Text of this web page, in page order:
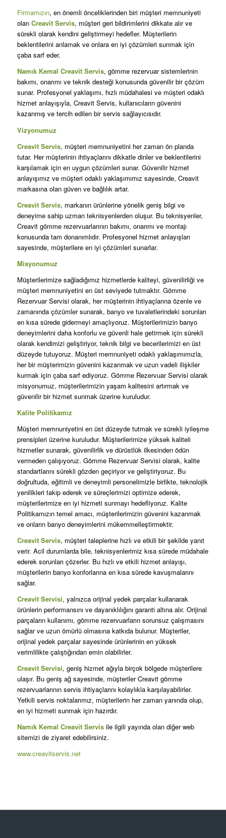
Firmamızın, en önemli önceliklerinden biri müşteri memnuniyeti
olan Creavit Servis, müşteri geri bildirimlerini dikkate alır ve
sürekli olarak kendini geliştirmeyi hedefler. Müşterilerin
beklentilerini anlamak ve onlara en iyi çözümleri sunmak için
çaba sarf eder.
Namık Kemal Creavit Servis, gömme rezervuar sistemlerinin
bakımı, onarımı ve teknik desteği konusunda güvenilir bir çözüm
sunar. Profesyonel yaklaşımı, hızlı müdahalesi ve müşteri odaklı
hizmet anlayışıyla, Creavit Servis, kullanıcıların güvenini
kazanmış ve tercih edilen bir servis sağlayıcısıdır.
Vizyonumuz
Creavit Servis, müşteri memnuniyetini her zaman ön planda
tutar. Her müşterinin ihtiyaçlarını dikkatle dinler ve beklentilerini
karşılamak için en uygun çözümleri sunar. Güvenilir hizmet
anlayışımız ve müşteri odaklı yaklaşımımız sayesinde, Creavit
markasına olan güven ve bağlılık artar.
Creavit Servis, markanın ürünlerine yönelik geniş bilgi ve
deneyime sahip uzman teknisyenlerden oluşur. Bu teknisyenler,
Creavit gömme rezervuarlarının bakımı, onarımı ve montajı
konusunda tam donanımlıdır. Profesyonel hizmet anlayışları
sayesinde, müşterilere en iyi çözümleri sunarlar.
Misyonumuz
Müşterilerimize sağladığımız hizmetlerde kaliteyi, güvenilirliği ve
müşteri memnuniyetini en üst seviyede tutmaktır. Gömme
Rezervuar Servisi olarak, her müşterinin ihtiyaçlarına özenle ve
zamanında çözümler sunarak, banyo ve tuvaletlerindeki sorunları
en kısa sürede gidermeyi amaçlıyoruz. Müşterilerimizin banyo
deneyimlerini daha konforlu ve güvenli hale getirmek için sürekli
olarak kendimizi geliştiriyor, teknik bilgi ve becerilerimizi en üst
düzeyde tutuyoruz. Müşteri memnuniyeti odaklı yaklaşımımızla,
her bir müşterimizin güvenini kazanmak ve uzun vadeli ilişkiler
kurmak için çaba sarf ediyoruz. Gömme Rezervuar Servisi olarak
misyonumuz, müşterilerimizin yaşam kalitesini artırmak ve
güvenilir bir hizmet sunmak üzerine kuruludur.
Kalite Politikamız
Müşteri memnuniyetini en üst düzeyde tutmak ve sürekli iyileşme
prensipleri üzerine kuruludur. Müşterilerimize yüksek kaliteli
hizmetler sunarak, güvenilirlik ve dürüstlük ilkesinden ödün
vermeden çalışıyoruz. Gömme Rezervuar Servisi olarak, kalite
standartlarını sürekli gözden geçiriyor ve geliştiriyoruz. Bu
doğrultuda, eğitimli ve deneyimli personelimizle birlikte, teknolojik
yenilikleri takip ederek ve süreçlerimizi optimize ederek,
müşterilerimize en iyi hizmeti sunmayı hedefliyoruz. Kalite
Politikamızın temel amacı, müşterilerimizin güvenini kazanmak
ve onların banyo deneyimlerini mükemmelleştirmektir.
Creavit Servis, müşteri taleplerine hızlı ve etkili bir şekilde yanıt
verir. Acil durumlarda bile, teknisyenlerimiz kısa sürede müdahale
ederek sorunları çözerler. Bu hızlı ve etkili hizmet anlayışı,
müşterilerin banyo konforlarına en kısa sürede kavuşmalarını
sağlar.
Creavit Servisi, yalnızca orijinal yedek parçalar kullanarak
ürünlerin performansını ve dayanıklılığını garanti altına alır. Orijinal
parçaların kullanımı, gömme rezervuarların sorunsuz çalışmasını
sağlar ve uzun ömürlü olmasına katkıda bulunur. Müşteriler,
orijinal yedek parçalar sayesinde ürünlerinin en yüksek
verimlilikte çalıştığından emin olabilirler.
Creavit Servisi, geniş hizmet ağıyla birçok bölgede müşterilere
ulaşır. Bu geniş ağ sayesinde, müşteriler Creavit gömme
rezervuarlarının servis ihtiyaçlarını kolaylıkla karşılayabilirler.
Yetkili servis noktalarımız, müşterilerin her zaman yanında olup,
en iyi hizmeti sunmak için hazırdır.
Namık Kemal Creavit Servisile ilgili yayında olan diğer web
sitemizi de ziyaret edebilirsiniz.
www.creavitservis.net